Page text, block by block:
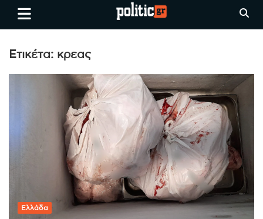
Skip
Ειδήσεις απο τη
Θεσσαλονίκη, την Ελλάδα και
όλο τον Κόσμο
politic.gr
Ετικέτα: κρεας
Ελλάδα